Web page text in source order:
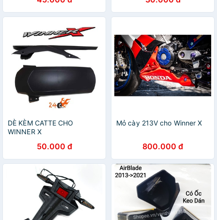
đồ tiện lợi
DÈ KÈM CATTE CHO
WINNER X
50.000 đ
Mỏ cày 213V cho Winner X
800.000 đ